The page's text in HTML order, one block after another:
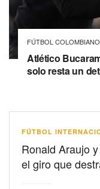
FÚTBOL COLOMBIANO
Atlético
solo resta un
FÚTBOL
Ronald Araujo
el giro que